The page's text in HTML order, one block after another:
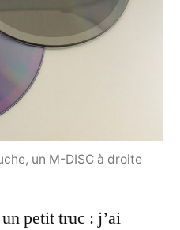
un M-DISC à droite
petit truc : j’ai